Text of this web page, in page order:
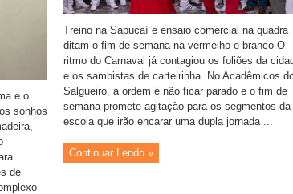
e o
sonhos
de
Treino na Sapucaí e ensaio comercial na quadra
ditam o fim de semana na vermelho e branco O
ritmo do Carnaval já contagiou os foliões da
e os sambistas de carteirinha. No Acadêmicos
Salgueiro, a ordem é não ficar parado e o fim de
semana promete agitação para os segmentos da
escola que irão encarar uma dupla jornada ...
Continuar Lendo »